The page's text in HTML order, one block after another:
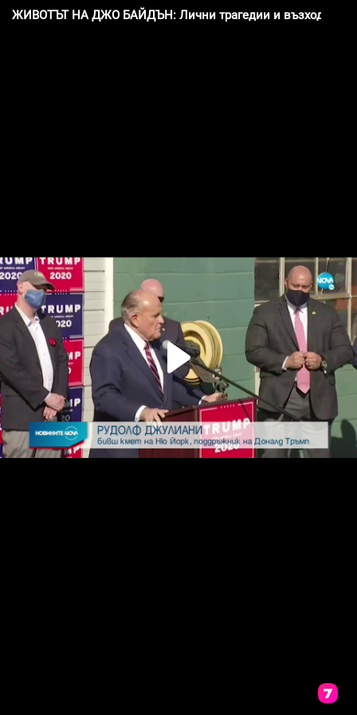
ЖИВОТЪТ НА ДЖО БАЙДЪН: Лични трагедии и възход в